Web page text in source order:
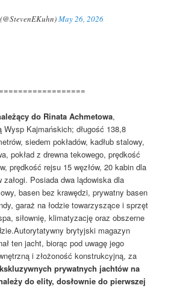
May 26, 2026
do Rinata Achmetowa,
Wysp Kajmańskich; długość 138,8
siedem pokładów, kadłub stalowy,
pokład z drewna tekowego, prędkość
prędkość rejsu 15 węzłów, 20 kabin dla
załogi. Posiada dwa lądowiska dla
basen bez krawędzi, prywatny basen
garaż na łodzie towarzyszące i sprzęt
siłownię, klimatyzację oraz obszerne
brytyjski magazyn
ten jacht, biorąc pod uwagę jego
i złożoność konstrukcyjną, za
prywatnych jachtów na
do elity, dosłownie do pierwszej